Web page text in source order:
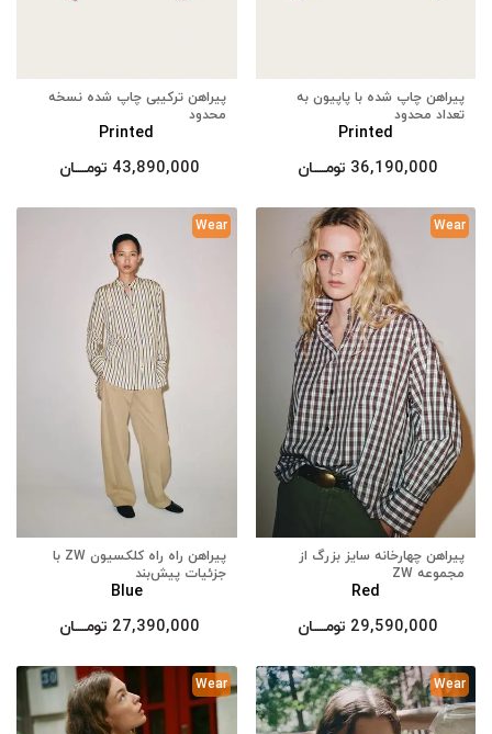
پیراهن چاپ شده با پاپیون به
تعداد محدود
Printed
36,190,000 تومــــــان
پیراهن ترکیبی چاپ شده نسخه
محدود
Printed
43,890,000 تومــــــان
Wear
پیراهن چهارخانه سایز بزرگ از
مجموعه ZW
Red
29,590,000 تومــــــان
Wear
پیراهن راه راه کلکسیون ZW با
جزئیات پیش‌بند
Blue
27,390,000 تومــــــان
Wear
Wear